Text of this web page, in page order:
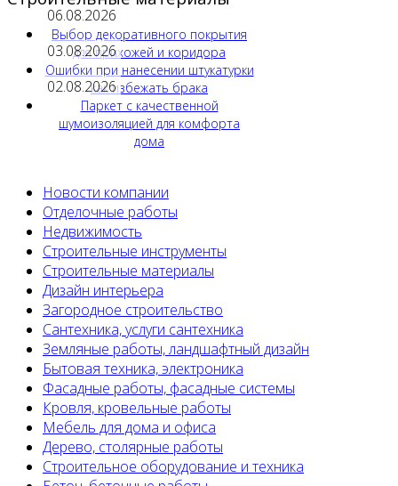
06.08.2026
Выбор декоративного покрытия
для прихожей и коридора
03.08.2026
Ошибки при нанесении штукатурки
как избежать брака
02.08.2026
Паркет с качественной
шумоизоляцией для комфорта
дома
Новости компании
Отделочные работы
Недвижимость
Строительные инструменты
Строительные материалы
Дизайн интерьера
Загородное строительство
Сантехника, услуги сантехника
Земляные работы, ландшафтный дизайн
Бытовая техника, электроника
Фасадные работы, фасадные системы
Кровля, кровельные работы
Мебель для дома и офиса
Дерево, столярные работы
Строительное оборудование и техника